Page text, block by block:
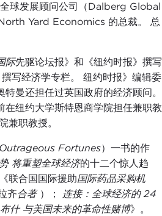
球发展顾问公司（Dalberg Global
Yard Economics 的总裁。 总
际先驱论坛报》和《纽约时报》撰写
撰写经济学专栏。 纽约时报》编辑委
曼还担任过英国政府的经济顾问。
在纽约大学斯特恩商学院担任兼职教
兼职教授。
Fortunes）一书的作
将重塑全球经济的十二个惊人趋
联合国国际援助国际药品采购机
齐合著 ）；
连接：全球经济的 24
什 与美国未来的革命性赌博》。